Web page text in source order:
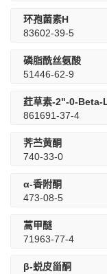
环孢菌素H
83602-39-5
磷脂酰丝氨酸
51446-62-9
861691-37-4
荠苎黄酮
740-33-0
α-香附酮
473-08-5
蒿甲醚
71963-77-4
β-蜕皮甾酮